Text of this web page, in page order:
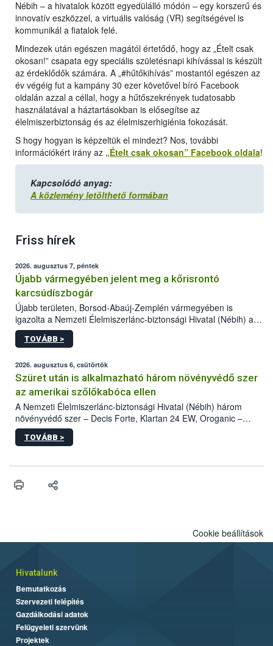
Nébih – a hivatalok között egyedülálló módón – egy korszerű és
innovatív eszközzel, a virtuális valóság (VR) segítségével is
kommunikál a fiatalok felé.
Mindezek után egészen magától értetődő, hogy az „Ételt csak
okosan!” csapata egy speciális születésnapi kihívással is készült
az érdeklődők számára. A „#hűtőkihívás” mostantól egészen az
év végéig fut a kampány 30 ezer követővel bíró Facebook
oldalán azzal a céllal, hogy a hűtőszekrények tudatosabb
használatával a háztartásokban is elősegítse az
élelmiszerbiztonság és az élelmiszerhigiénia fokozását.
S hogy hogyan is képzeltük el mindezt? Nos, további
információkért irány az „Ételt csak okosan” Facebook oldala!
Kapcsolódó anyag:
A közlemény letölthető formában
Friss hírek
2026. augusztus 7, péntek
Újabb vármegyében jelent meg a kőrisrontó
karcsúdíszbogár
Újabb területen, Borsod-Abaúj-Zemplén vármegyében is
igazolta a Nemzeti Élelmiszerlánc-biztonsági Hivatal (Nébih) a
kőrisrontó karcsúdíszbogár (Agrilus planipennis) jelenlétét. A
kártevőt nem csak színcsapdában találták meg, de már fertőzött
az intenzív felderítést, emellett az intézkedéseket a szlovák
hatósággal is összehangolják a terjedés megállítása érdekében.
TOVÁBB >
2026. augusztus 6, csütörtök
Szüret után is alkalmazható három növényvédő szer
az amerikai szőlőkabóca ellen
A Nemzeti Élelmiszerlánc-biztonsági Hivatal (Nébih) három
növényvédő szer – Decis Forte, Klartan 24 EW, Oroganic –
engedélyokiratát módosította, így azok a szüretet követően,
egészen a vesszőérettség (BBCH 91) stádiumáig
érésű szőlőkben is legyen lehetőség a károsító elleni további
felhasználók számára is elérhető és ökológiai termesztésben is
TOVÁBB >
Cookie beállítások
Hivatalunk
Bemutatkozás
Szervezeti felépítés
Gazdálkodási adatok
Felügyeleti szervünk
Projektek